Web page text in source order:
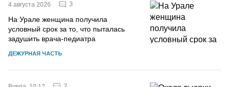
4 августа 2026 3
На Урале женщина получила
условный срок за то, что пыталась
задушить врача-педиатра
ДЕЖУРНАЯ ЧАСТЬ